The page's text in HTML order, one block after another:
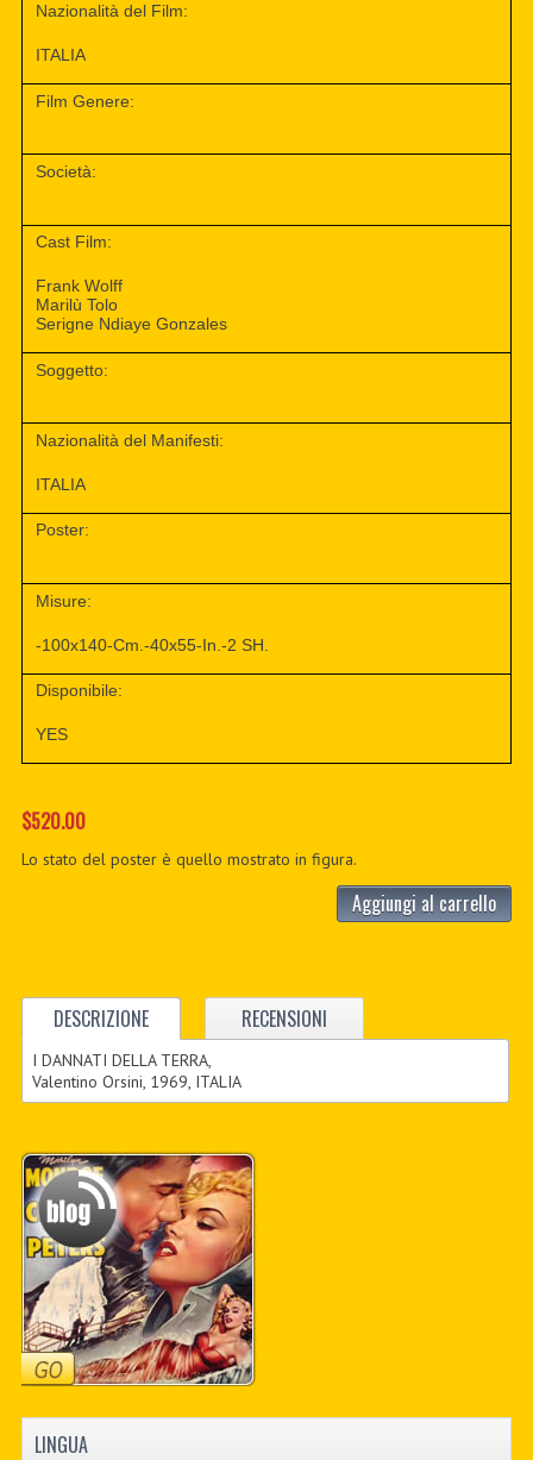
Nazionalità del Film:
ITALIA
Film Genere:
Società:
Cast Film:
Frank Wolff
Marilù Tolo
Serigne Ndiaye Gonzales
Soggetto:
Nazionalità del Manifesti:
ITALIA
Poster:
Misure:
-100x140-Cm.-40x55-In.-2 SH.
Disponibile:
YES
$520.00
Lo stato del poster è quello mostrato in figura.
Aggiungi al carrello
DESCRIZIONE RECENSIONI
I DANNATI DELLA TERRA,
Valentino Orsini, 1969, ITALIA
LINGUA